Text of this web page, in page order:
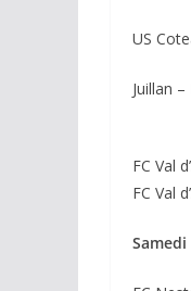
US
Juillan
FC Val
FC Val